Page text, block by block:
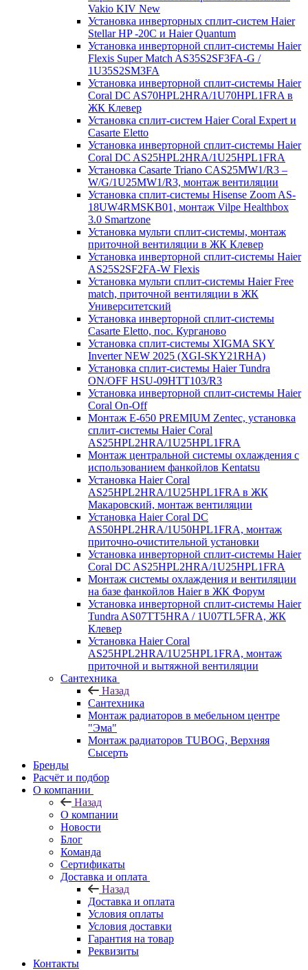
Vakio KIV New
Установка инверторных сплит-систем Haier
Stellar HP -20С и Haier Quantum
Установка инверторной сплит-системы Haier
Flexis Super Match AS35S2SF3FA-G /
1U35S2SM3FA
Установка инверторной сплит-системы Haier
Coral DC AS70HPL2HRA/1U70HPL1FRA в
ЖК Клевер
Установка сплит-систем Haier Coral Expert и
Casarte Eletto
Установка инверторной сплит-системы Haier
Coral DC AS25HPL2HRA/1U25HPL1FRA
Установка Casarte Triano CAS25MW1/R3 –
W/G/1U25MW1/R3, монтаж вентиляции
Установка сплит-системы Hisense Zoom AS-
18UW4RMSKB01, монтаж Vilpe Healthbox
3.0 Smartzone
Установка мульти сплит-системы, монтаж
приточной вентиляции в ЖК Клевер
Установка инверторной сплит-системы Haier
AS25S2SF2FA-W Flexis
Установка мульти сплит-системы Haier Free
match, приточной вентиляции в ЖК
Университетский
Установка инверторной сплит-системы
Casarte Eletto, пос. Курганово
Установка сплит-системы XIGMA SKY
Inverter NEW 2025 (XGI-SKY21RHA)
Установка сплит-системы Haier Tundra
ON/OFF HSU-09HTT103/R3
Установка инверторной сплит-системы Haier
Coral On-Off
Монтаж E-650 PREMIUM Zentec, установка
сплит-системы Haier Coral
AS25HPL2HRA/1U25HPL1FRA
Монтаж центральной системы охлаждения с
использованием фанкойлов Kentatsu
Установка Haier Coral
AS25HPL2HRA/1U25HPL1FRA в ЖК
Макаровский, монтаж вентиляции
Установка Haier Coral DC
AS50HPL2HRA/1U50HPL1FRA, монтаж
приточно-очистительной установки
Установка инверторной сплит-системы Haier
Coral DC AS25HPL2HRA/1U25HPL1FRA
Монтаж системы охлаждения и вентиляции
на базе фанкойлов Haier в ЖК Форум
Установка инверторной сплит-системы Haier
Tundra AS07TT5HRA / 1U07TL5FRA, ЖК
Клевер
Установка Haier Coral
AS25HPL2HRA/1U25HPL1FRA, монтаж
приточной и вытяжной вентиляции
Сантехника
Назад
Сантехника
Монтаж радиаторов в мебельном центре
"Эма"
Монтаж радиаторов TUBOG, Верхняя
Сысерть
Бренды
Расчёт и подбор
О компании
Назад
О компании
Новости
Блог
Команда
Сертификаты
Доставка и оплата
Назад
Доставка и оплата
Условия оплаты
Условия доставки
Гарантия на товар
Реквизиты
Контакты